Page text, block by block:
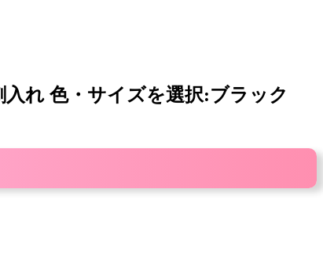
れ 色・サイズを選択:ブラック